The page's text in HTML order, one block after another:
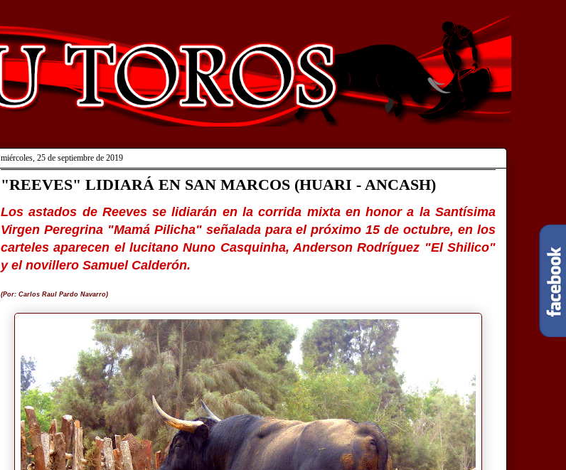
miércoles, 25 de septiembre de 2019
"REEVES" LIDIARÁ EN SAN MARCOS (HUARI - ANCASH)
Los astados de Reeves se lidiarán en la corrida mixta en honor a la Santísima
Virgen Peregrina "Mamá Pilicha" señalada para el próximo 15 de octubre, en los
carteles aparecen el lucitano Nuno Casquinha, Anderson Rodríguez "El Shilico"
y el novillero Samuel Calderón.
(Por: Carlos Raul Pardo Navarro)